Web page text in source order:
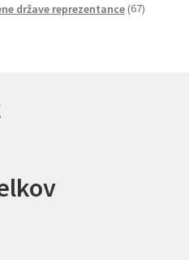
države reprezentance 67izdelkov